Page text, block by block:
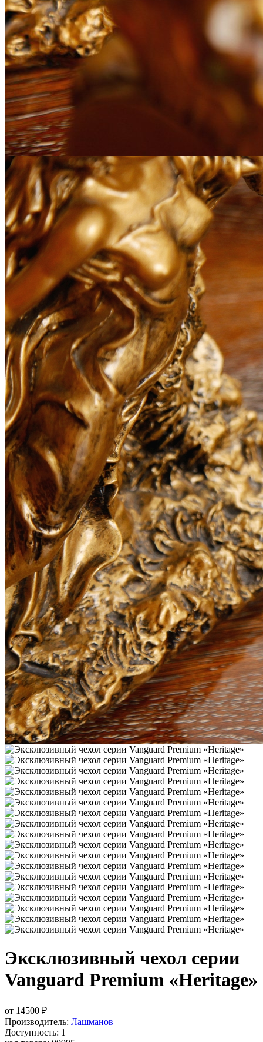
Эксклюзивный чехол серии
Vanguard Premium «Heritage»
от 14500 ₽
Производитель: Лашманов
Доступность: 1